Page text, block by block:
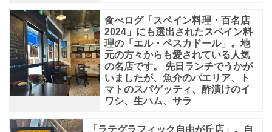
食べログ「スペイン料理・百名店
2024」にも選出されたスペイン料
理の「エル・ペスカドール」。地
元の方々からも愛されている人気
の名店です。 先日ランチでうかが
いましたが、魚介のパエリア、ト
マトのスパゲッティ、酢漬けのイ
ワシ、生ハム、サラ
「ラテグラフィック自由が丘店」。自